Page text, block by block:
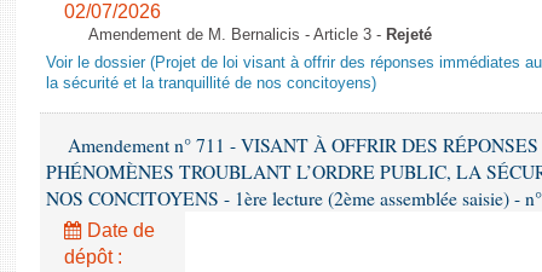
02/07/2026
Amendement de M. Bernalicis - Article 3 - Rejeté
Voir le dossier (Projet de loi visant à offrir des réponses immédiates
la sécurité et la tranquillité de nos concitoyens)
Amendement n° 711 - VISANT À OFFRIR DES
PHÉNOMÈNES TROUBLANT L’ORDRE PUBLIC, LA
NOS CONCITOYENS - 1ère lecture (2ème assemblée saisie) -
Date de
dépôt :